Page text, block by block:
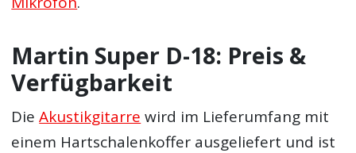
Martin Super D-18: Preis &
Verfügbarkeit
DieAkustikgitarre wird im Lieferumfang mit
einem Hartschalenkoffer ausgeliefert und ist